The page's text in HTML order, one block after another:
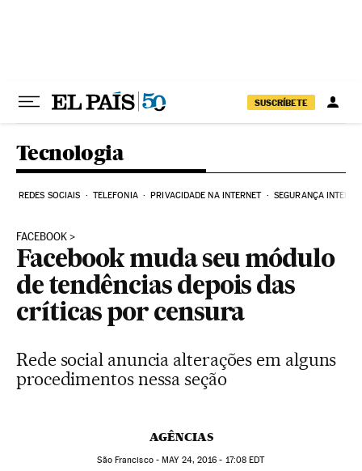
SUSCRÍBETE
Tecnologia
REDES SOCIAIS TELEFONIA PRIVACIDADE NA INTERNET SEGURANÇA
FACEBOOK
Facebook muda seu módulo
de tendências depois das
críticas por censura
Rede social anuncia alterações em alguns
procedimentos nessa seção
AGÊNCIAS
São Francisco -MAY24, 2016 - 17:08 EDT